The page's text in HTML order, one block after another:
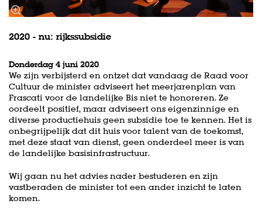
2020 - nu: rijkssubsidie
Donderdag 4 juni 2020
We zijn verbijsterd en ontzet dat vandaag de Raad voor
Cultuur de minister adviseert het meerjarenplan van
Frascati voor de landelijke Bis niet te honoreren. Ze
oordeelt positief, maar adviseert ons eigenzinnige en
diverse productiehuis geen subsidie toe te kennen. Het is
onbegrijpelijk dat dit huis voor talent van de toekomst,
met deze staat van dienst, geen onderdeel meer is van
de landelijke basisinfrastructuur.
Wij gaan nu het advies nader bestuderen en zijn
vastberaden de minister tot een ander inzicht te laten
komen.